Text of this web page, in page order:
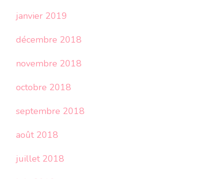
janvier 2019
décembre 2018
novembre 2018
octobre 2018
septembre 2018
août 2018
juillet 2018